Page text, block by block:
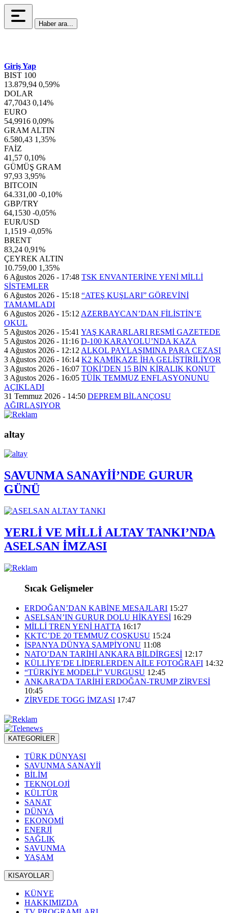
Haber ara...
Giriş Yap
BIST 100
13.879,94 0,59%
DOLAR
47,7043 0,14%
EURO
54,9916 0,09%
GRAM ALTIN
6.580,43 1,35%
FAİZ
41,57 0,10%
GÜMÜŞ GRAM
97,93 3,95%
BITCOIN
64.331,00 -0,10%
GBP/TRY
64,1530 -0,05%
EUR/USD
1,1519 -0,05%
BRENT
83,24 0,91%
ÇEYREK ALTIN
10.759,00 1,35%
6 Ağustos 2026 - 17:48 TSK ENVANTERİNE YENİ MİLLİ
SİSTEMLER
6 Ağustos 2026 - 15:18 “ATEŞ KUŞLARI” GÖREVİNİ
TAMAMLADI
6 Ağustos 2026 - 15:12 AZERBAYCAN’DAN FİLİSTİN’E
OKUL
5 Ağustos 2026 - 15:41 YAŞ KARARLARI RESMİ GAZETEDE
5 Ağustos 2026 - 11:16 D-100 KARAYOLU’NDA KAZA
4 Ağustos 2026 - 12:12 ALKOL PAYLAŞIMINA PARA CEZASI
3 Ağustos 2026 - 16:14 K2 KAMİKAZE İHA GELİŞTİRİLİYOR
3 Ağustos 2026 - 16:07 TOKİ’DEN 15 BİN KİRALIK KONUT
3 Ağustos 2026 - 16:05 TÜİK TEMMUZ ENFLASYONUNU
AÇIKLADI
31 Temmuz 2026 - 14:50 DEPREM BİLANÇOSU
AĞIRLAŞIYOR
altay
SAVUNMA SANAYİİ’NDE GURUR
GÜNÜ
YERLİ VE MİLLİ ALTAY TANKI’NDA
ASELSAN İMZASI
Sıcak Gelişmeler
ERDOĞAN’DAN KABİNE MESAJLARI 15:27
ASELSAN’IN GURUR DOLU HİKAYESİ 16:29
MİLLİ TREN YENİ HATTA 16:17
KKTC’DE 20 TEMMUZ COŞKUSU 15:24
İSPANYA DÜNYA ŞAMPİYONU 11:08
NATO’DAN TARİHİ ANKARA BİLDİRGESİ 12:17
KÜLLİYE’DE LİDERLERDEN AİLE FOTOĞRAFI 14:32
“TÜRKİYE MODELİ” VURGUSU 12:45
ANKARA’DA TARİHİ ERDOĞAN-TRUMP ZİRVESİ
10:45
ZİRVEDE TOGG İMZASI 17:47
KATEGORİLER
TÜRK DÜNYASI
SAVUNMA SANAYİİ
BİLİM
TEKNOLOJİ
KÜLTÜR
SANAT
DÜNYA
EKONOMİ
ENERJİ
SAĞLIK
SAVUNMA
YAŞAM
KISAYOLLAR
KÜNYE
HAKKIMIZDA